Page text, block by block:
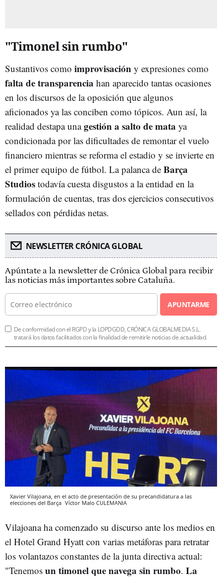
"Timonel sin rumbo"
Sustantivos como improvisación y expresiones como
falta de transparencia han aparecido tantas ocasiones
en los discursos de la oposición que algunos
aficionados ya las conciben como tópicos. Aun así, la
realidad destapa unagestión a salto de mata ya
condicionada por las dificultades de remontar el vuelo
financiero mientras se reforma el estadio y se invierte en
el primer equipo de fútbol. La palanca de Barça
Studios todavía cuesta disgustos a la entidad en la
formulación de cuentas, tras dos ejercicios consecutivos
sellados con pérdidas netas.
NEWSLETTER CRÓNICA GLOBAL
Apúntate a la newsletter de Crónica Global para recibir
las noticias más importantes sobre Cataluña.
APUNTARME
De conformidad con el RGPD y la LOPDGDD, CRÓNICA GLOBALMEDIA S.L.
tratará los datos facilitados con la finalidad de remitirle noticias de actualidad.
Xavier Vilajoana, en el acto de presentación de su precandidatura a las
elecciones del Barça Víctor Malo CULEMANIA
Vilajoana ha comenzado su discurso ante los medios en
el Hotel Grand Hyatt con varias metáforas para retratar
los volantazos constantes de la junta directiva actual:
"Tenemos un timonel que navega sin rumbo. La